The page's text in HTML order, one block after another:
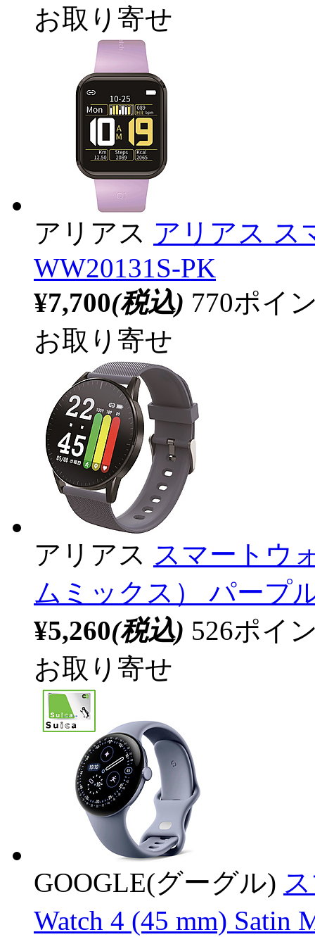
お取り寄せ
アリアス アリアス ス
WW20131S-PK
¥7,700(税込) 770ポイ
お取り寄せ
アリアス スマートウ
ムミックス） パープ
¥5,260(税込) 526ポイ
お取り寄せ
GOOGLE(グーグル)
Watch 4 (45 mm) Satin